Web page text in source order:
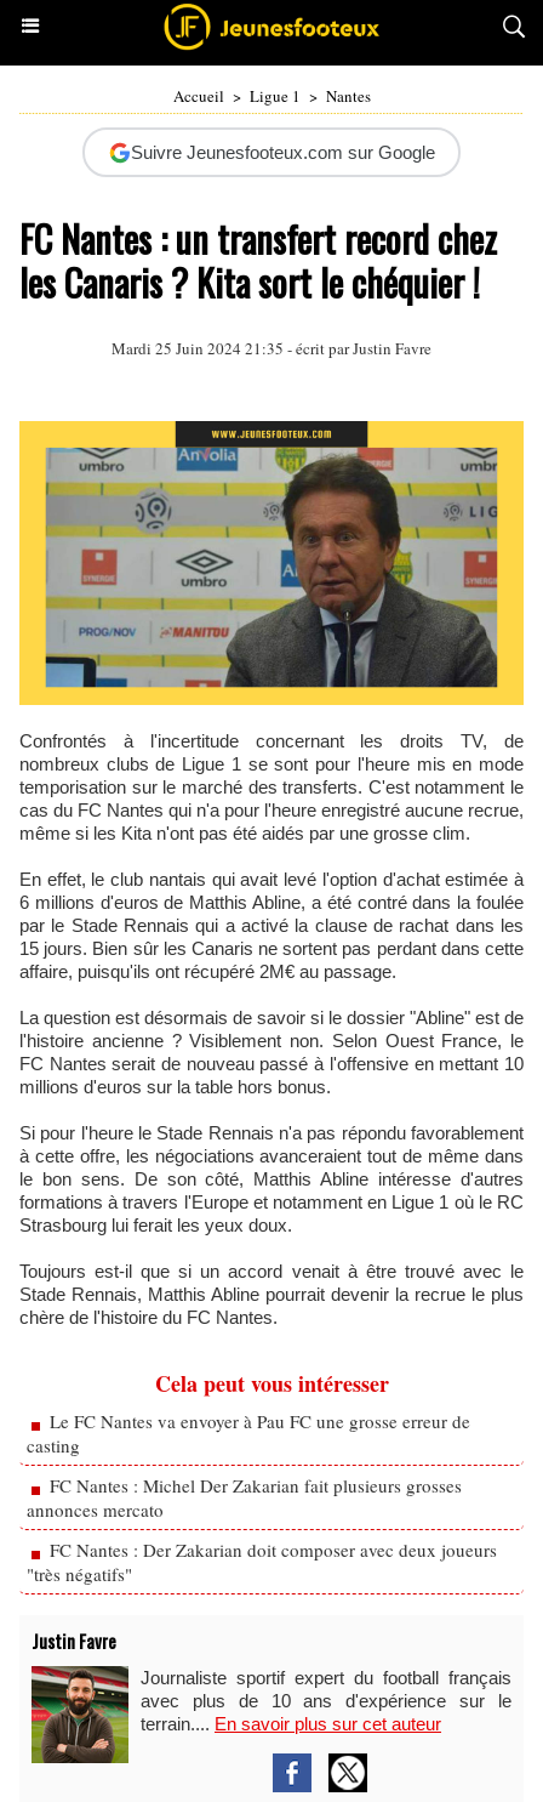
Accueil > Ligue 1 > Nantes
Suivre Jeunesfooteux.com sur Google
FC Nantes : un transfert record chez
les Canaris ? Kita sort le chéquier !
Mardi 25 Juin 2024 21:35 - écrit parJustin Favre
Confrontés à l'incertitude concernant les droits TV, de
nombreux clubs de Ligue 1 se sont pour l'heure mis en mode
temporisation sur le marché des transferts. C'est notamment le
cas du FC Nantes qui n'a pour l'heure enregistré aucune recrue,
même si les Kita n'ont pas été aidés par une grosse clim.
En effet, le club nantais qui avait levé l'option d'achat estimée à
6 millions d'euros de Matthis Abline, a été contré dans la foulée
par le Stade Rennais qui a activé la clause de rachat dans les
15 jours. Bien sûr les Canaris ne sortent pas perdant dans cette
affaire, puisqu'ils ont récupéré 2M€ au passage.
La question est désormais de savoir si le dossier "Abline" est de
l'histoire ancienne ? Visiblement non. Selon Ouest France, le
FC Nantes serait de nouveau passé à l'offensive en mettant 10
millions d'euros sur la table hors bonus.
Si pour l'heure le Stade Rennais n'a pas répondu favorablement
à cette offre, les négociations avanceraient tout de même dans
le bon sens. De son côté, Matthis Abline intéresse d'autres
formations à travers l'Europe et notamment en Ligue 1 où le RC
Strasbourg lui ferait les yeux doux.
Toujours est-il que si un accord venait à être trouvé avec le
Stade Rennais, Matthis Abline pourrait devenir la recrue le plus
chère de l'histoire du FC Nantes.
Cela peut vous intéresser
Le FC Nantes va envoyer à Pau FC une grosse erreur de
casting
FC Nantes : Michel Der Zakarian fait plusieurs grosses
annonces mercato
FC Nantes : Der Zakarian doit composer avec deux joueurs
"très négatifs"
Justin Favre
Journaliste sportif expert du football français
avec plus de 10 ans d'expérience sur le
terrain.... En savoir plus sur cet auteur